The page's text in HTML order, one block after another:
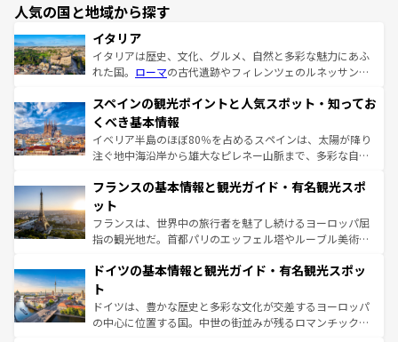
人気の国と地域から探す
イタリア
イタリアは歴史、文化、グルメ、自然と多彩な魅力にあふ
れた国。 ローマの古代遺跡やフィレンツェのルネッサンス
ろん、トスカーナの美しい田園風景やアマルフィ海岸の絶
景など、自然景観も見逃せない。観光の合間には、本場の
ピザやパスタなど、絶品のイタリア料理を堪能することも
できる。朝目覚めてから夜眠るまで、すべての瞬間を楽し
なお、新着のイタリア情報はコンテンツ一覧を参照してほ
しい。
スペインの観光ポイントと人気スポット・知ってお
くべき基本情報
イベリア半島のほぼ80％を占めるスペインは、太陽が降り
注ぐ地中海沿岸から雄大なピレネー山脈まで、多彩な自然
文化が根付くこの国では、情熱的なフラメンコ、熱気あふ
れる闘牛、そして美味しいタパスが生活の一部となってい
る。首都マドリードの洗練された雰囲気や、バルセロナの
アートに溢れた街角から、地方では古代ローマ遺跡や中世
せる。地方によって風土や気候が異なるスペインはその個
ンテンツ一覧 を参照してほしい。
フランスの基本情報と観光ガイド・有名観光スポ
ット
フランスは、世界中の旅行者を魅了し続けるヨーロッパ屈
指の観光地だ。首都パリのエッフェル塔やルーブル美術館
で、幅広い魅力が詰まっている。華麗な宮殿、歴史的な大
聖堂、美しいビーチ、そして豊かな自然が、訪れる者を心
から魅了する。また、フランスは美食の国としても知ら
れ、フランス料理はユネスコ無形文化遺産にも登録されて
ドイツの基本情報と観光ガイド・有名観光スポッ
ト
ドイツは、豊かな歴史と多彩な文化が交差するヨーロッパ
の中心に位置する国。中世の街並みが残るロマンチック街